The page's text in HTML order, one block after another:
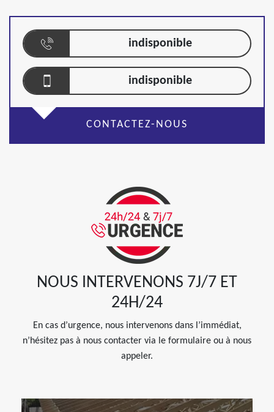
indisponible
indisponible
CONTACTEZ-NOUS
NOUS INTERVENONS 7J/7 ET
24H/24
En cas d’urgence, nous intervenons dans l’immédiat,
n’hésitez pas à nous contacter via le formulaire ou à nous
appeler.